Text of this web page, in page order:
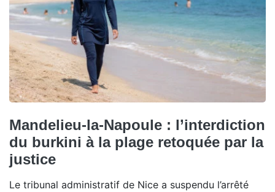
Mandelieu-la-Napoule : l’interdiction
du burkini à la plage retoquée par la
justice
Le tribunal administratif de Nice a suspendu l’arrêté